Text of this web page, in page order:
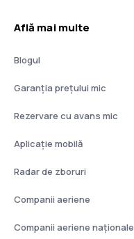
Află mai multe
Blogul
Garanția prețului mic
Rezervare cu avans mic
Aplicație mobilă
Radar de zboruri
Companii aeriene
Companii aeriene naţionale